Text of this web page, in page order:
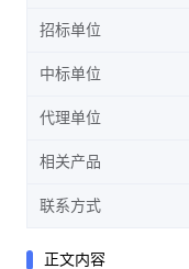
招标单位
中标单位
代理单位
相关产品
联系方式
正文内容